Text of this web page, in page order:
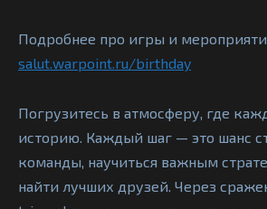
Подробнее про игры и
salut.warpoint.ru/birthday
Погрузитесь в атмосферу, где
историю. Каждый шаг — это шанс
команды, научиться важным
найти лучших друзей. Через